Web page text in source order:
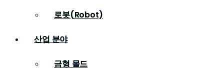
로봇(Robot)
산업 분야
금형 몰드